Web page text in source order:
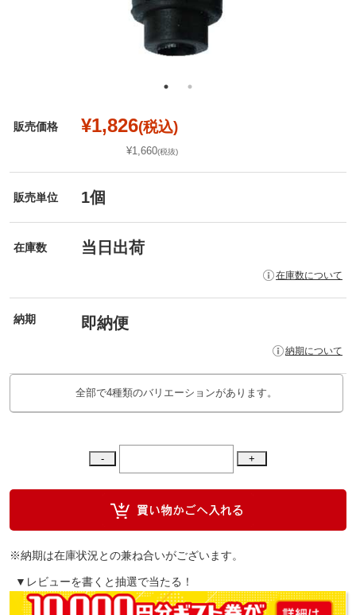
販売価格 ¥1,826(税込)
¥1,660(税抜)
販売単位 1個
在庫数 当日出荷
在庫数について
納期 即納便
納期について
全部で4種類のバリエーションがあります。
※納期は在庫状況との兼ね合いがございます。
▼レビューを書くと抽選で当たる！